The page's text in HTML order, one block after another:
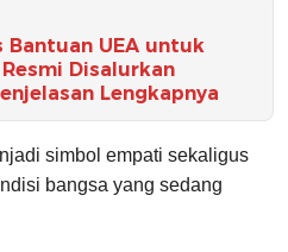
Bantuan UEA untuk
Disalurkan
Lengkapnya
simbol empati sekaligus
bangsa yang sedang